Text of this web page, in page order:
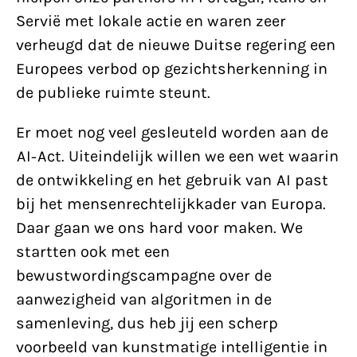
Servië met lokale actie en waren zeer
verheugd dat de nieuwe Duitse regering een
Europees verbod op gezichtsherkenning in
de publieke ruimte steunt.
Er moet nog veel gesleuteld worden aan de
AI-Act. Uiteindelijk willen we een wet waarin
de ontwikkeling en het gebruik van AI past
bij het mensenrechtelijkkader van Europa.
Daar gaan we ons hard voor maken. We
startten ook met een
bewustwordingscampagne over de
aanwezigheid van algoritmen in de
samenleving, dus heb jij een scherp
voorbeeld van kunstmatige intelligentie in